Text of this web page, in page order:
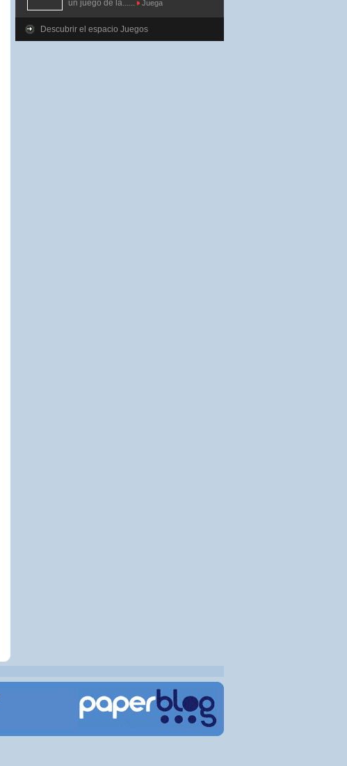
un juego de la......
Juega
Descubrir el espacio Juegos